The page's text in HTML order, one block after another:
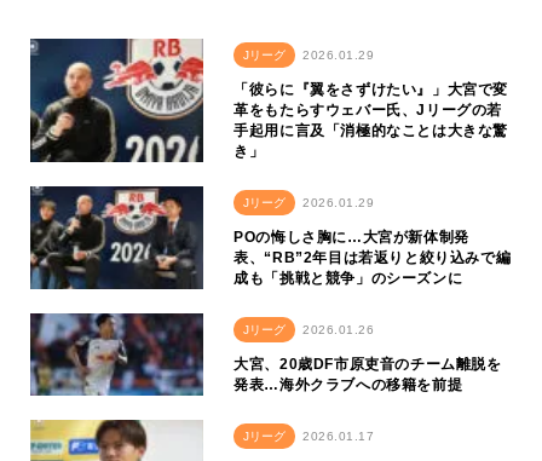
Jリーグ 2026.01.29
「彼らに『翼をさずけたい』」大宮で変
革をもたらすウェバー氏、Jリーグの若
手起用に言及「消極的なことは大きな驚
き」
Jリーグ 2026.01.29
POの悔しさ胸に…大宮が新体制発
表、“RB”2年目は若返りと絞り込みで編
成も「挑戦と競争」のシーズンに
Jリーグ 2026.01.26
大宮、20歳DF市原吏音のチーム離脱を
発表…海外クラブへの移籍を前提
Jリーグ 2026.01.17